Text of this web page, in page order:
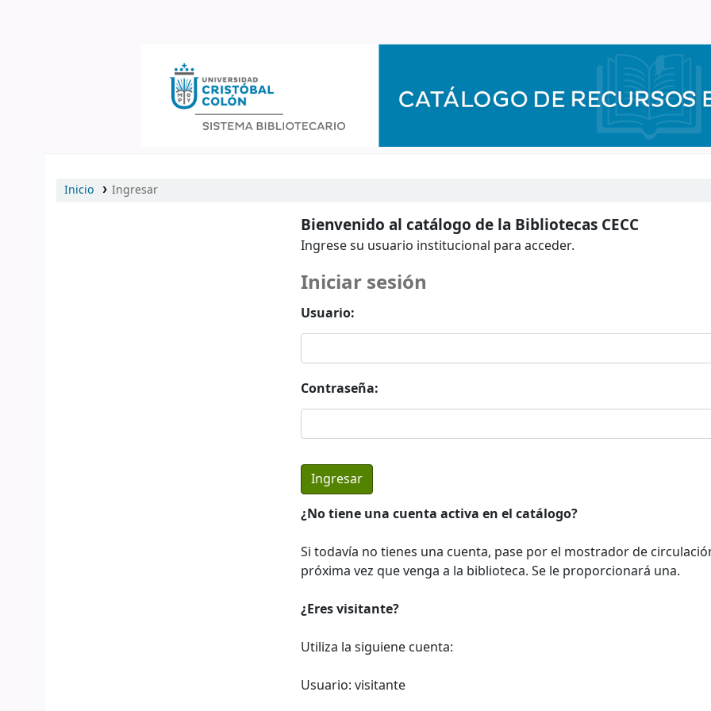
Inicio Ingresar
Bienvenido al catálogo de la Bibliotecas CECC
Ingrese su usuario institucional para acceder.
Iniciar sesión
Usuario:
Contraseña:
¿No tiene una cuenta activa en el catálogo?
Si todavía no tienes una cuenta, pase por el mostrador de
próxima vez que venga a la biblioteca. Se le proporcionará una.
¿Eres visitante?
Utiliza la siguiene cuenta:
Usuario: visitante